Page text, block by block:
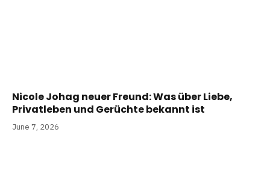
Nicole Johag neuer Freund: Was über Liebe,
Privatleben und Gerüchte bekannt ist
June 7, 2026